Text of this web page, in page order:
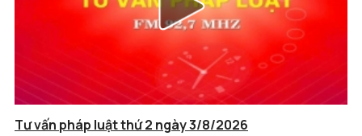
Tư vấn pháp luật thứ 2 ngày 3/8/2026